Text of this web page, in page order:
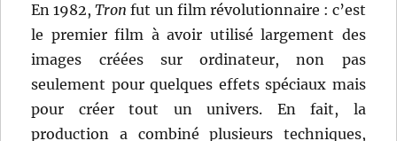
En 1982,Tron fut un film révolutionnaire : c’est
le premier film à avoir utilisé largement des
images créées sur ordinateur, non pas
seulement pour quelques effets spéciaux mais
pour créer tout un univers. En fait, la
production a combiné plusieurs techniques,